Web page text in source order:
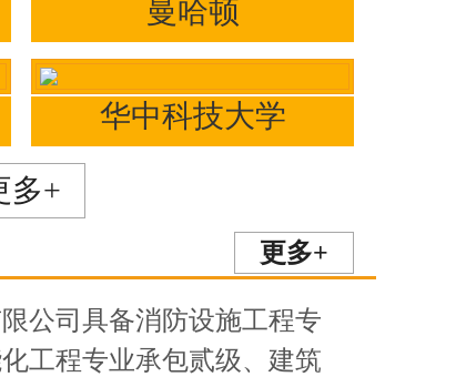
曼哈顿
华中科技大学
多+
更多+
公司具备消防设施工程专
工程专业承包贰级、建筑